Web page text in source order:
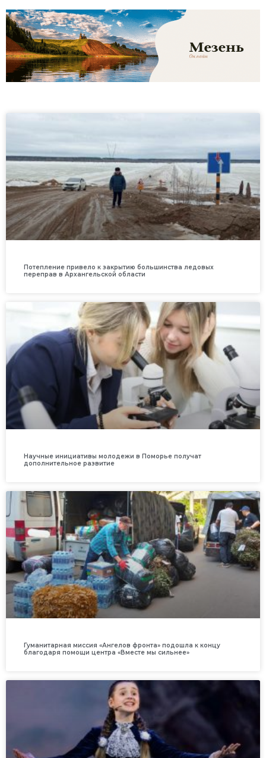
Потепление привело к закрытию большинства ледовых
переправ в Архангельской области
Научные инициативы молодежи в Поморье получат
дополнительное развитие
Гуманитарная миссия «Ангелов фронта» подошла к концу
благодаря помощи центра «Вместе мы сильнее»